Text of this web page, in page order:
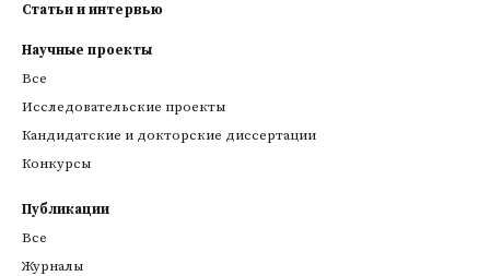
Статьи и интервью
Научные проекты
Все
Исследовательские проекты
Кандидатские и докторские диссертации
Конкурсы
Публикации
Все
Журналы